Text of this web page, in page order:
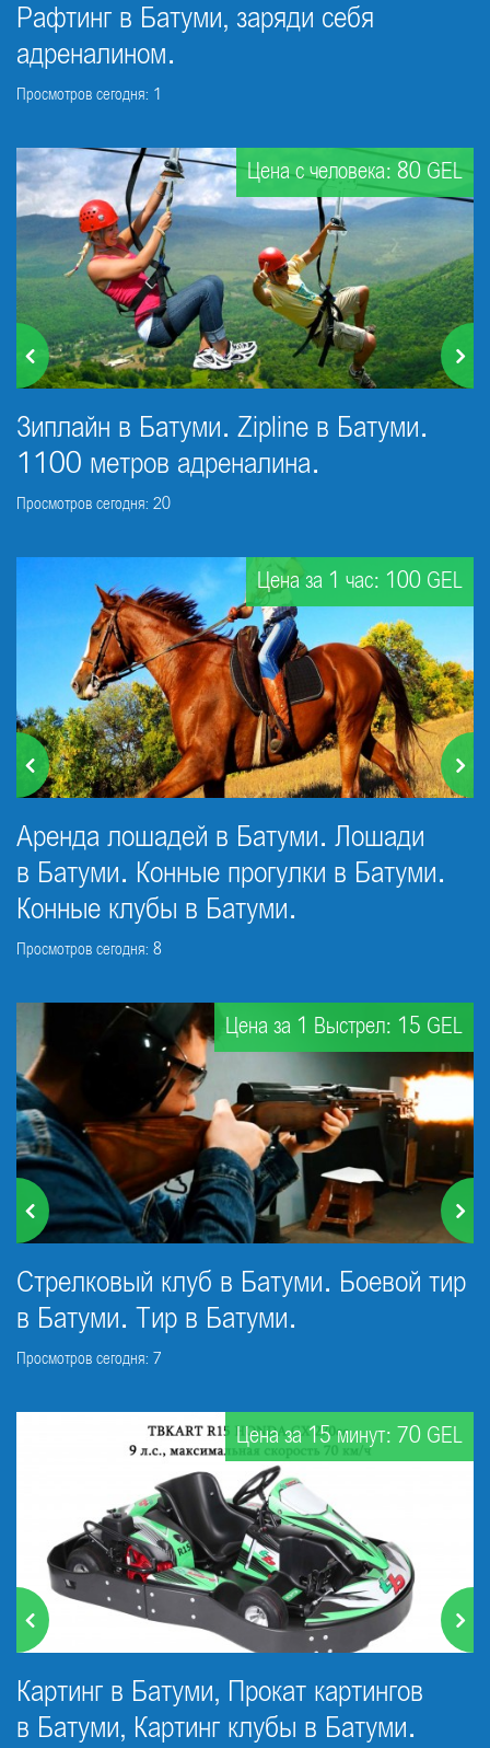
Рафтинг в Батуми, заряди себя
адреналином.
Просмотров сегодня: 1
Цена с человека: 80 GEL
Зиплайн в Батуми. Zipline в Батуми.
1100 метров адреналина.
Просмотров сегодня: 20
Цена за 1 час: 100 GEL
Аренда лошадей в Батуми. Лошади
в Батуми. Конные прогулки в Батуми.
Конные клубы в Батуми.
Просмотров сегодня: 8
Цена за 1 Выстрел: 15 GEL
Стрелковый клуб в Батуми. Боевой тир
в Батуми. Тир в Батуми.
Просмотров сегодня: 7
Цена за 15 минут: 70 GEL
Картинг в Батуми, Прокат картингов
в Батуми, Картинг клубы в Батуми.